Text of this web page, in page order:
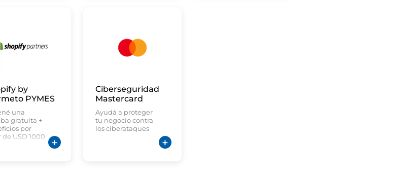
by
PYMES
una
gratuita +
por
de USD 1000
Ciberseguridad
Mastercard
Ayudá a proteger
tu negocio contra
los ciberataques